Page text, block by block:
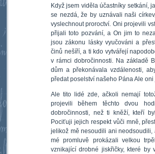
Když jsem viděla účastníky setkání,
se nezdá, že by uznávali naši
vyslechnout proroctví. Oni projevili
přijali toto pozvání, a On jim to
jsou zákonu lásky vyučováni a
činů nešíří, a ti kdo vytvářejí
v rámci dobročinnosti. Na základě
dům a překonávala vzdálenosti,
předat poselství našeho Pána Ale
Ale tito lidé zde, ačkoli nemají
projevili během těchto dvou
dobročinnosti, než ti kněží, kteří
Pociťuji jejich respekt vůči mně,
jelikož mě nesoudili ani neodsoudili,
mé promluvě prokázali velkou
vznikající drobné jiskřičky, které by